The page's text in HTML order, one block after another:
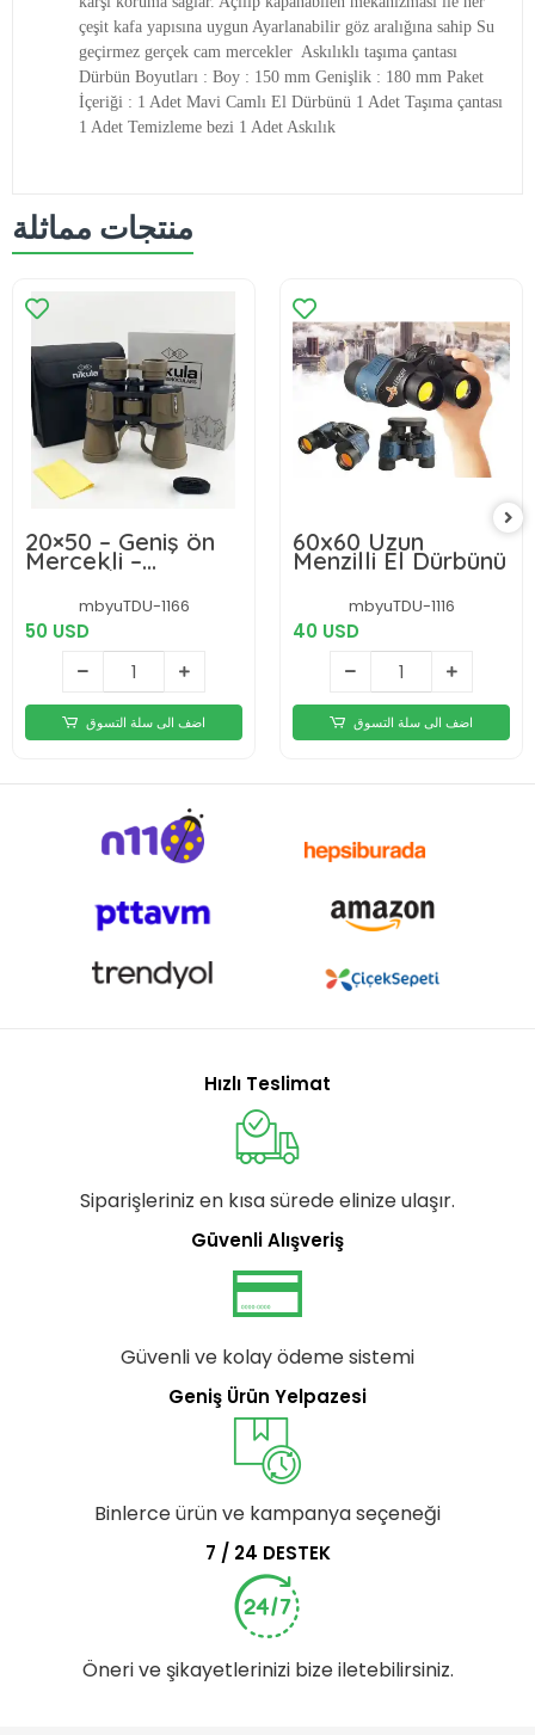
çeşit kafa yapısına uygun Ayarlanabilir göz aralığına sahip Su
geçirmez gerçek cam mercekler Askılıklı taşıma çantası
Dürbün Boyutları : Boy : 150 mm Genişlik : 180 mm Paket
İçeriği : 1 Adet Mavi Camlı El Dürbünü 1 Adet Taşıma çantası
1 Adet Temizleme bezi 1 Adet Askılık
منتجات مماثلة
20×50 – Geniş ön
Mercekli –
1000m/56m El
Dürbünü – Çöl
RengimbyuTDU-1166
50 USD
اضف الى سلة التسوق
60x60 Uzun
Menzilli El Dürbünü
mbyuTDU-1116
40 USD
اضف الى سلة التسوق
Hızlı Teslimat
Siparişleriniz en kısa sürede elinize ulaşır.
Güvenli Alışveriş
Güvenli ve kolay ödeme sistemi
Geniş Ürün Yelpazesi
Binlerce ürün ve kampanya seçeneği
7 / 24 DESTEK
Öneri ve şikayetlerinizi bize iletebilirsiniz.